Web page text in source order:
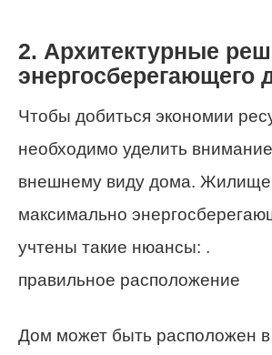
2. Архитектурные
энергосберегающего
Чтобы добиться экономии
необходимо уделить
внешнему виду дома. Жилище
максимально
учтены такие нюансы: .
правильное расположение
Дом может быть расположен в